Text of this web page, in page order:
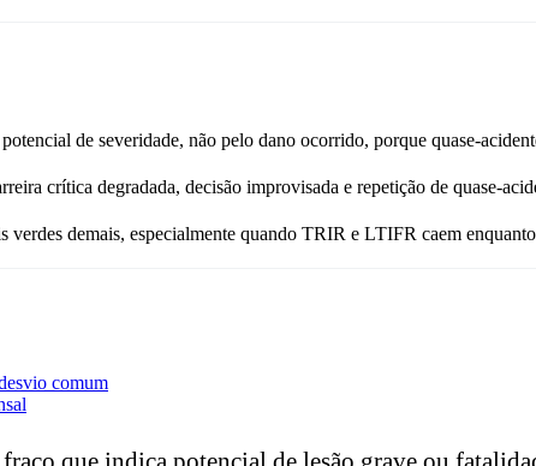
de severidade, não pelo dano ocorrido, porque quase-
crítica degradada, decisão improvisada e repetição de quase-
verdes demais, especialmente quando TRIR e LTIFR caem
comum